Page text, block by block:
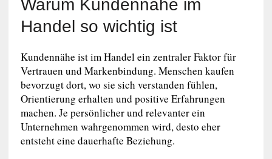
Warum Kundennähe im
Handel so wichtig ist
Kundennähe ist im Handel ein zentraler Faktor für
Vertrauen und Markenbindung. Menschen kaufen
bevorzugt dort, wo sie sich verstanden fühlen,
Orientierung erhalten und positive Erfahrungen
machen. Je persönlicher und relevanter ein
Unternehmen wahrgenommen wird, desto eher
entsteht eine dauerhafte Beziehung.